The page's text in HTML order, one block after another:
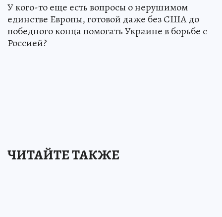
У кого-то еще есть вопросы о нерушимом
единстве Европы, готовой даже без США до
победного конца помогать Украине в борьбе с
Россией?
ЧИТАЙТЕ ТАКЖЕ